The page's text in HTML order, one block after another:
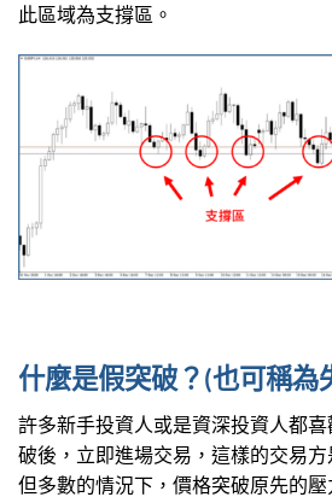
此區域為支撐區。
什麼是假突破？(也可稱為
許多新手投資人或是資深投資人都
破後，立即進場交易，這樣的交易方
但多數的情況下，價格突破原先的